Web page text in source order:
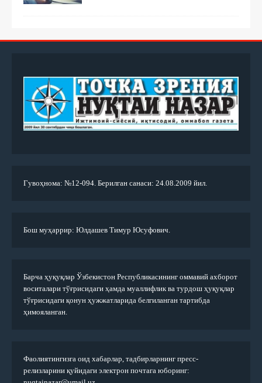
Гувоҳнома: №12-094. Берилган санаси: 24.08.2009 йил.
Бош муҳаррир: Юлдашев Тимур Юсуфович.
Барча ҳуқуқлар Ўзбекистон Республикасининг оммавий ахборот
воситалари тўғрисидаги ҳамда муаллифлик ва турдош ҳуқуқлар
тўғрисидаги қонун ҳужжатларида белгиланган тартибда
ҳимояланган.
Фаолиятингизга оид хабарлар, тадбирларнинг пресс-
релизларини қуйидаги электрон почтага юборинг: